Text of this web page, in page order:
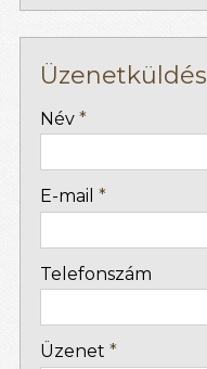
Üzenetküldés
-
Név *
E-mail *
Telefonszám
Üzenet *